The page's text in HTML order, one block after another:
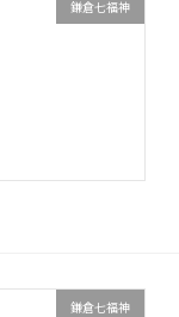
鎌倉七福神
鎌倉七福神